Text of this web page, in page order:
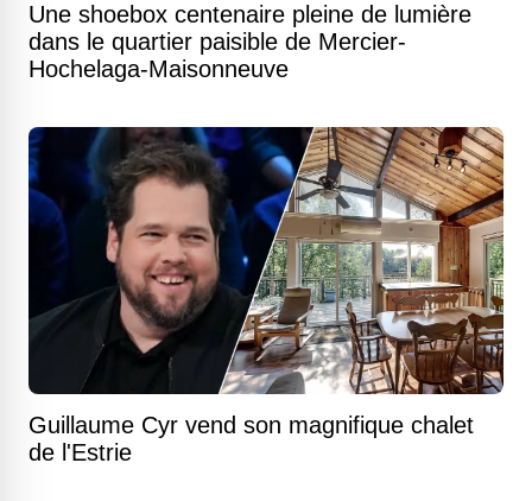
Une shoebox centenaire pleine de lumière
dans le quartier paisible de Mercier-
Hochelaga-Maisonneuve
Guillaume Cyr vend son magnifique chalet
de l'Estrie